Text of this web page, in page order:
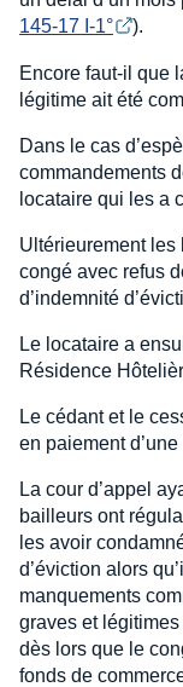
145-17 I-1°
).
Encore faut-il que
légitime ait été
Dans le cas
commandements
locataire qui les a
Ultérieurement
congé avec refus
d’indemnité
Le locataire a
Résidence
Le cédant et le
en paiement
La cour d’appel
bailleurs ont
les avoir
d’éviction alors
manquements
graves et
dès lors que le
fonds de